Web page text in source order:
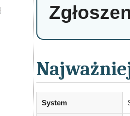
System